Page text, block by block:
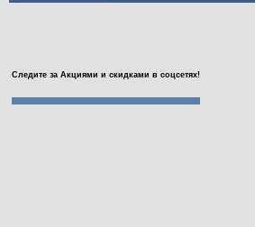
Следите за Акциями и скидками в соцсетях!